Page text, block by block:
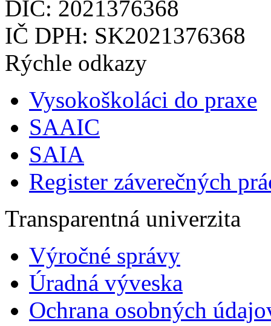
DIČ: 2021376368
IČ DPH: SK2021376368
Rýchle odkazy
Vysokoškoláci do praxe
SAAIC
SAIA
Register záverečných
Transparentná univerzita
Výročné správy
Úradná výveska
Ochrana osobných